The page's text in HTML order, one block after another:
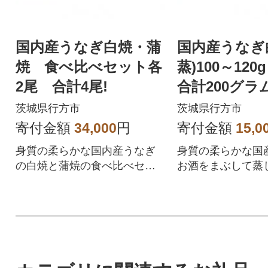
国内産うなぎ白焼・蒲
焼 食べ比べセット各
2尾 合計4尾!
茨城県行方市
寄付金額 34,000円
身質の柔らかな国内産うなぎ
の白焼と蒲焼の食べ比べセッ
国内産うな
蒸)100～
合計200グ
訳あり(サイ
茨城県行方市
寄付金額
身質の柔らかな国
お酒をまぶして蒸